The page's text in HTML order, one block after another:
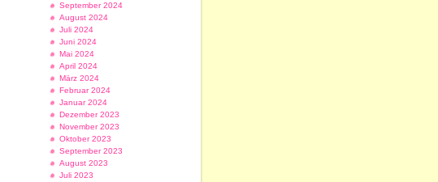
September 2024
August 2024
Juli 2024
Juni 2024
Mai 2024
April 2024
März 2024
Februar 2024
Januar 2024
Dezember 2023
November 2023
Oktober 2023
September 2023
August 2023
Juli 2023